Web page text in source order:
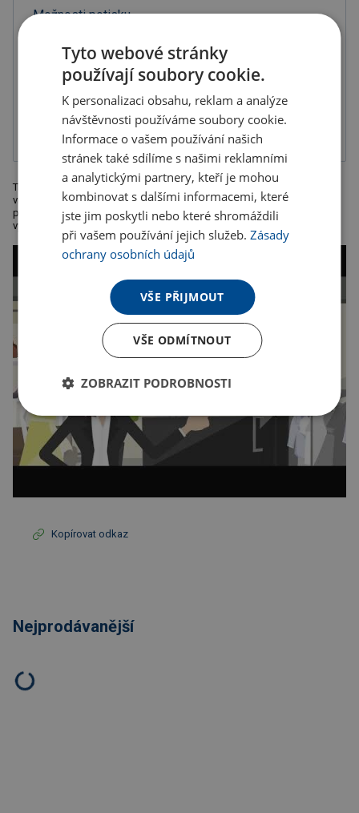
Možnosti potisku
transferový tisk
přímo tisk
Taška přes rameno z polyesteru s dlouhým popruhem. Hlavní, přední a
vnitřní oddíl jsou bezpečně uzavřeny zipy. Najdete zde další úložný
prostor a našitou šňůrku na bezpečné uložení klíčů. Vaše značka bude
vytištěna na přední straně
Kopírovat odkaz
Nejprodávanější
Tyto webové stránky
používají soubory cookie.
K personalizaci obsahu, reklam a analýze
návštěvnosti používáme soubory cookie.
Informace o vašem používání našich
stránek také sdílíme s našimi reklamními
a analytickými partnery, kteří je mohou
kombinovat s dalšími informacemi, které
jste jim poskytli nebo které shromáždili
při vašem používání jejich služeb.Zásady
ochrany osobních údajů
VŠE PŘIJMOUT
VŠE ODMÍTNOUT
ZOBRAZIT PODROBNOSTI